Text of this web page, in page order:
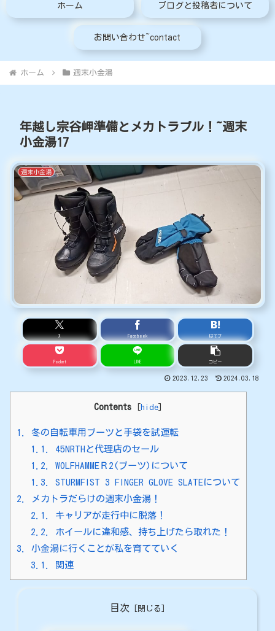
ホーム ブログと投稿者について
お問い合わせ~contact
ホーム 週末小金湯
年越し宗谷岬準備とメカトラブル！~週末
小金湯17
週末小金湯
X Facebook はてブ
Pocket LINE コピー
2023.12.23 2024.03.18
Contents hide
1.
冬の自転車用ブーツと手袋を試運転
1.1.
45NRTHと代理店のセール
1.2.
WOLFHAMMEＲ2(ブーツ)について
1.3.
STURMFIST 3 FINGER GLOVE SLATEについて
2.
メカトラだらけの週末小金湯！
2.1.
キャリアが走行中に脱落！
2.2.
ホイールに違和感、持ち上げたら取れた！
3.
小金湯に行くことが私を育てていく
3.1.
関連
目次